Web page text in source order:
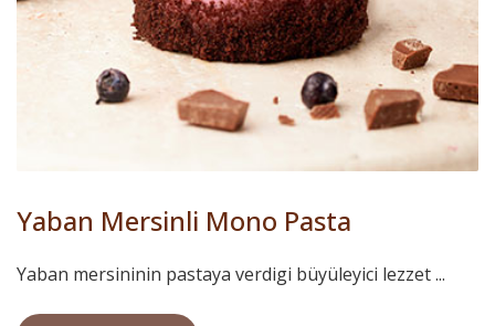
Yaban Mersinli Mono Pasta
Yaban mersininin pastaya verdigi büyüleyici lezzet ...